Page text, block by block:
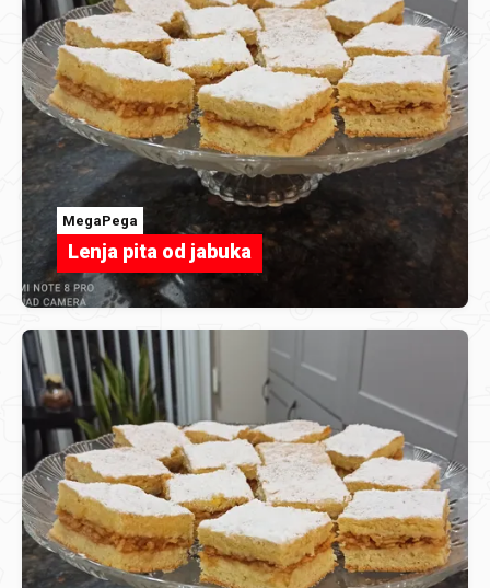
MegaPega
Lenja pita od jabuka